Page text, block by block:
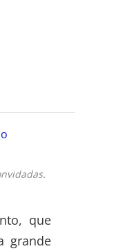
que
grande